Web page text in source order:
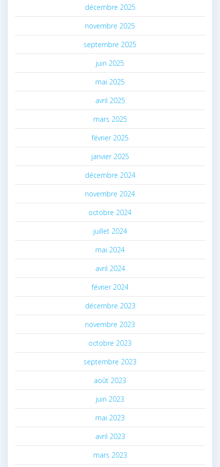
décembre 2025
novembre 2025
septembre 2025
juin 2025
mai 2025
avril 2025
mars 2025
février 2025
janvier 2025
décembre 2024
novembre 2024
octobre 2024
juillet 2024
mai 2024
avril 2024
février 2024
décembre 2023
novembre 2023
octobre 2023
septembre 2023
août 2023
juin 2023
mai 2023
avril 2023
mars 2023